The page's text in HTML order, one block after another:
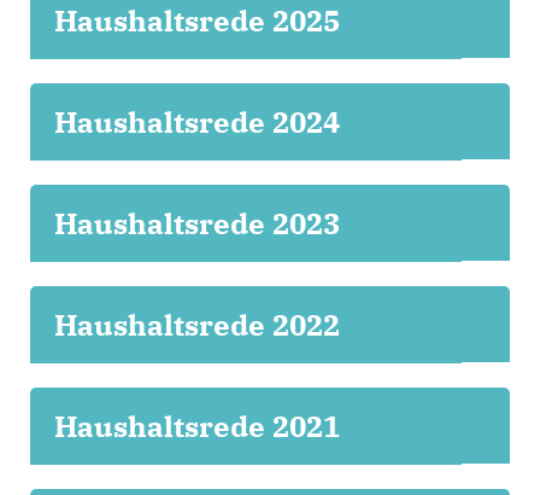
Haushaltsrede 2025
Haushaltsrede 2024
Haushaltsrede 2023
Haushaltsrede 2022
Haushaltsrede 2021